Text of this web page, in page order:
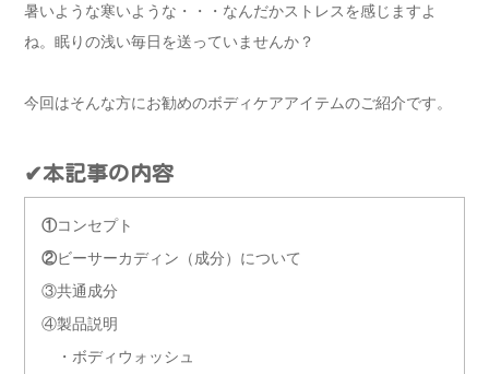
暑いような寒いような・・・なんだかストレスを感じますよ
ね。眠りの浅い毎日を送っていませんか？
今回はそんな方にお勧めのボディケアアイテムのご紹介です。
✔本記事の内容
①コンセプト
②ビーサーカディン（成分）について
③共通成分
④製品説明
・ボディウォッシュ